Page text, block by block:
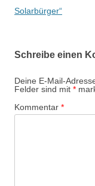
i
a
g
s
-
Solarbürger“
Schreibe einen
Deine E-Mail-
Felder sind mit *
Kommentar *